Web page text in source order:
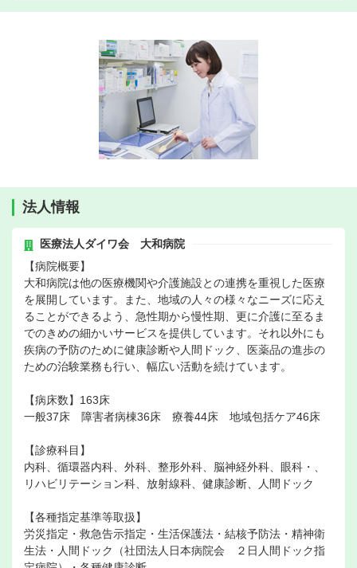
法人情報
医療法人ダイワ会 大和病院
【病院概要】
大和病院は他の医療機関や介護施設との連携を重視した医療
を展開しています。また、地域の人々の様々なニーズに応え
ることができるよう、急性期から慢性期、更に介護に至るま
でのきめの細かいサービスを提供しています。それ以外にも
疾病の予防のために健康診断や人間ドック、医薬品の進歩の
ための治験業務も行い、幅広い活動を続けています。
【病床数】163床
一般37床 障害者病棟36床 療養44床 地域包括ケア46床
【診療科目】
内科、循環器内科、外科、整形外科、脳神経外科、眼科・、
リハビリテーション科、放射線科、健康診断、人間ドック
【各種指定基準等取扱】
労災指定・救急告示指定・生活保護法・結核予防法・精神衛
生法・人間ドック（社団法人日本病院会 ２日人間ドック指